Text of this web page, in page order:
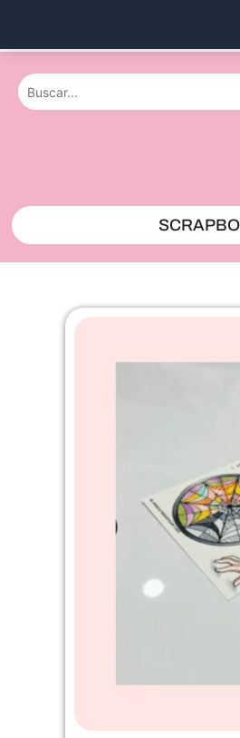
contenido